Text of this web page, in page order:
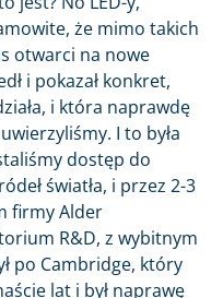
że mimo takich
otwarci na nowe
i pokazał konkret,
i która naprawdę
I to była
dostęp do
światła, i przez 2-3
firmy Alder
R&D, z wybitnym
po Cambridge, który
lat i był naprawę